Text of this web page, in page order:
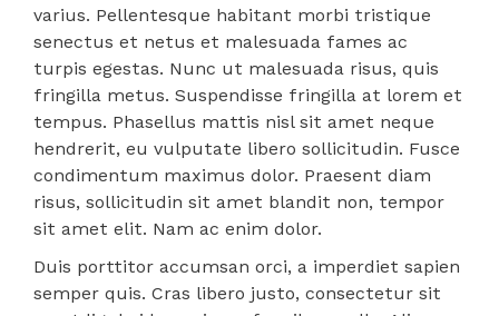
varius. Pellentesque habitant morbi tristique
senectus et netus et malesuada fames ac
turpis egestas. Nunc ut malesuada risus, quis
fringilla metus. Suspendisse fringilla at lorem et
tempus. Phasellus mattis nisl sit amet neque
hendrerit, eu vulputate libero sollicitudin. Fusce
condimentum maximus dolor. Praesent diam
risus, sollicitudin sit amet blandit non, tempor
sit amet elit. Nam ac enim dolor.
Duis porttitor accumsan orci, a imperdiet sapien
semper quis. Cras libero justo, consectetur sit